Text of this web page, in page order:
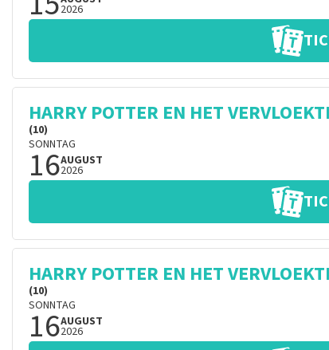
2026
HARRY POTTER EN HET
(10)
SONNTAG
16AUGUST
2026
HARRY POTTER EN HET
(10)
SONNTAG
16AUGUST
2026